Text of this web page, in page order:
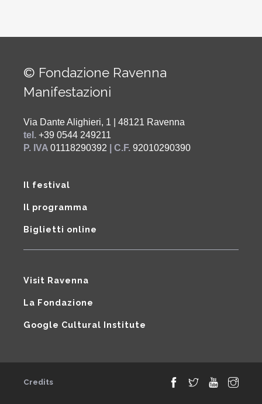
© Fondazione Ravenna
Manifestazioni
Via Dante Alighieri, 1 | 48121 Ravenna
tel. +39 0544 249211
P. IVA 01118290392 | C.F. 92010290390
Il festival
Il programma
Biglietti online
Visit Ravenna
La Fondazione
Google Cultural Institute
Credits